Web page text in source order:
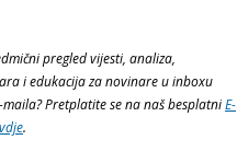
pregled vijesti, analiza,
i edukacija za novinare u inboxu
maila? Pretplatite se na naš besplatniE-
.